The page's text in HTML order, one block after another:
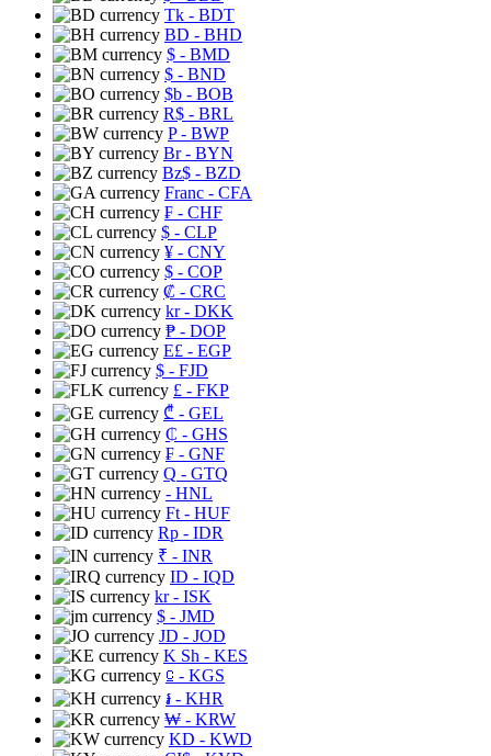
Tk - BDT
BD - BHD
$ - BMD
$ - BND
$b - BOB
R$ - BRL
P- BWP
Br- BYN
Bz$ - BZD
Franc - CFA
₣ - CHF
$ - CLP
¥ - CNY
$ - COP
₡ - CRC
kr- DKK
₱ - DOP
E£ - EGP
$ - FJD
£ - FKP
₾ - GEL
₵ - GHS
₣ - GNF
Q - GTQ
- HNL
Ft - HUF
Rp - IDR
₹ - INR
ID - IQD
kr- ISK
$ - JMD
JD - JOD
K Sh - KES
⃀ - KGS
៛ - KHR
₩ - KRW
KD - KWD